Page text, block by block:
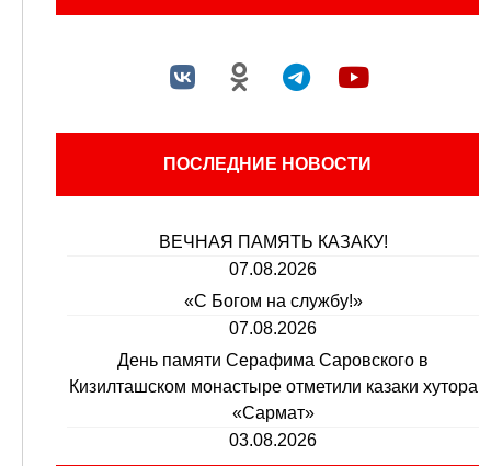
ПОСЛЕДНИЕ НОВОСТИ
ВЕЧНАЯ ПАМЯТЬ КАЗАКУ!
07.08.2026
«С Богом на службу!»
07.08.2026
День памяти Серафима Саровского в
Кизилташском монастыре отметили казаки хутора
«Сармат»
03.08.2026